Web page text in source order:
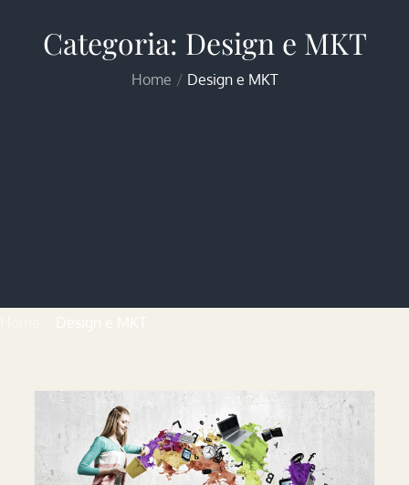
Categoria: Design e MKT
Home Design e MKT